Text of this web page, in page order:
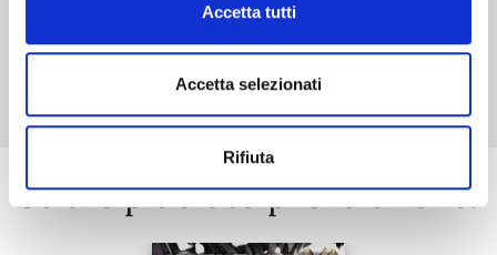
Accetta tutti
Accetta selezionati
Rifiuta
Mostra tutto
Se ti è piaciuto prova anche: